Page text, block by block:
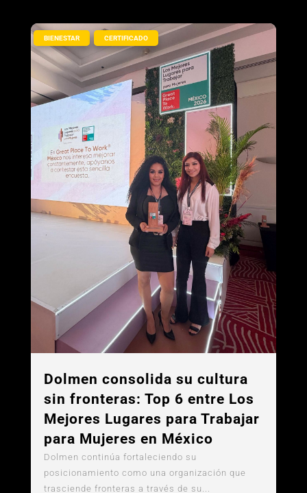
Dolmen consolida su cultura
sin fronteras: Top 6 entre Los
Mejores Lugares para Trabajar
para Mujeres en México
BIENESTAR CERTIFICADO
Dolmen continúa fortaleciendo su
posicionamiento como una organización que
trasciende fronteras a través de su...